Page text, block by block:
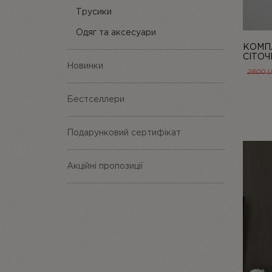
Трусики
Одяг та аксесуари
Новинки
Бестселлери
Подарунковий сертифікат
Акційні пропозиції
2800